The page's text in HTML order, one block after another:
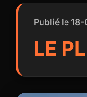
Publié le
LE